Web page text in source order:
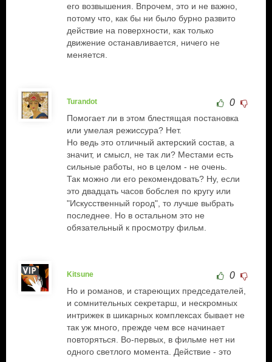
его возвышения. Впрочем, это и не важно,
потому что, как бы ни было бурно развито
действие на поверхности, как только
движение останавливается, ничего не
меняется.
Turandot 0
Помогает ли в этом блестящая постановка
или умелая режиссура? Нет.
Но ведь это отличный актерский состав, а
значит, и смысл, не так ли? Местами есть
сильные работы, но в целом - не очень.
Так можно ли его рекомендовать? Ну, если
это двадцать часов бобслея по кругу или
"Искусственный город", то лучше выбрать
последнее. Но в остальном это не
обязательный к просмотру фильм.
Kitsune 0
Но и романов, и стареющих председателей,
и сомнительных секретарш, и нескромных
интрижек в шикарных комплексах бывает не
так уж много, прежде чем все начинает
повторяться. Во-первых, в фильме нет ни
одного светлого момента. Действие - это